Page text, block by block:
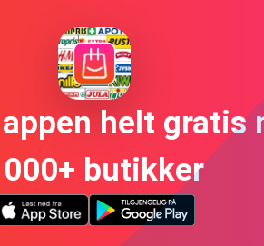
helt gratis
butikker